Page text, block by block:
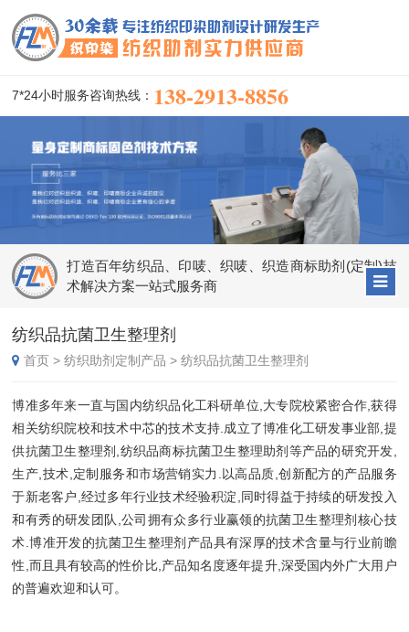
7*24小时服务咨询热线： 138-2913-8856
打造百年纺织品、印唛、织唛、织造商标助剂(定制)技
术解决方案一站式服务商
纺织品抗菌卫生整理剂
首页 >纺织助剂定制产品 >纺织品抗菌卫生整理剂
博准多年来一直与国内纺织品化工科研单位,大专院校紧密合作,获得
相关纺织院校和技术中芯的技术支持.成立了博准化工研发事业部,提
供抗菌卫生整理剂,纺织品商标抗菌卫生整理助剂等产品的研究开发,
生产,技术,定制服务和市场营销实力.以高品质,创新配方的产品服务
于新老客户,经过多年行业技术经验积淀,同时得益于持续的研发投入
和有秀的研发团队,公司拥有众多行业赢领的抗菌卫生整理剂核心技
术.博准开发的抗菌卫生整理剂产品具有深厚的技术含量与行业前瞻
性,而且具有较高的性价比,产品知名度逐年提升,深受国内外广大用户
的普遍欢迎和认可。